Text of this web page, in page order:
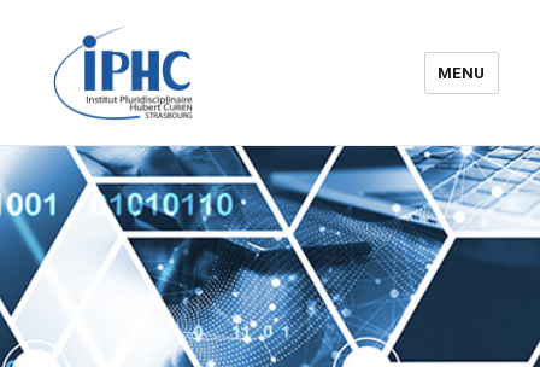
Institut pluridisciplinaire Hubert
Curien – IPHC
MENU